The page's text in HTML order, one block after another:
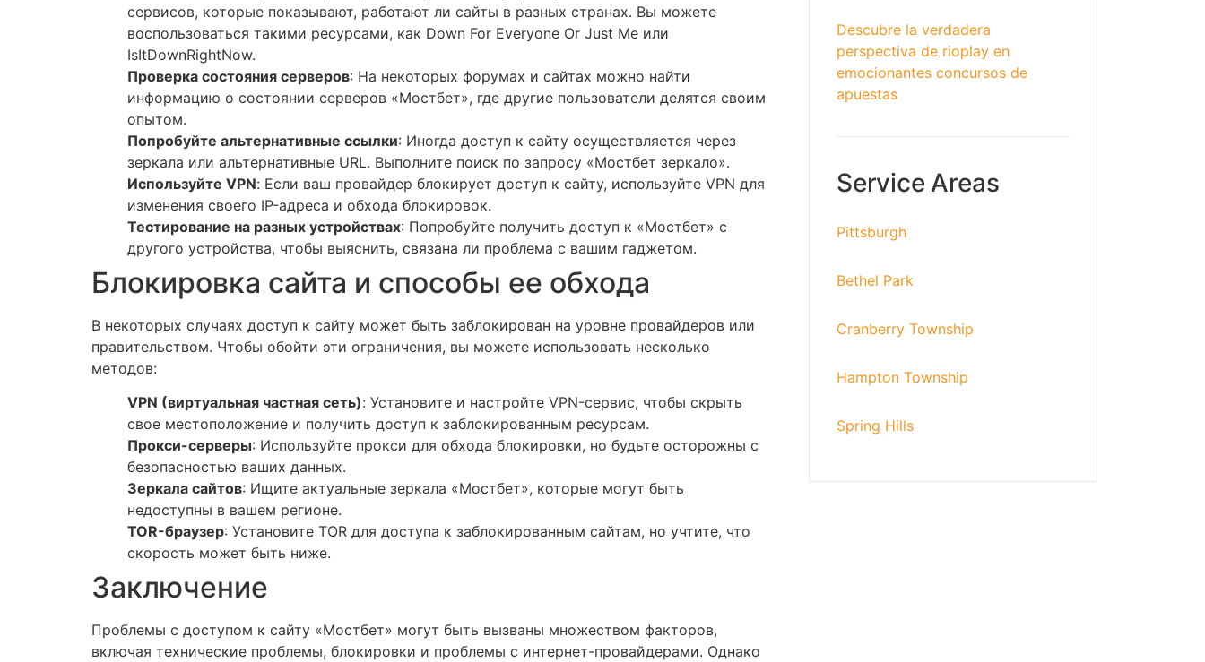
сервисов, которые показывают, работают ли сайты в разных странах. Вы можете
воспользоваться такими ресурсами, как Down For Everyone Or Just Me или
IsItDownRightNow.
Проверка состояния серверов: На некоторых форумах и сайтах можно найти
информацию о состоянии серверов «Мостбет», где другие пользователи делятся своим
опытом.
Попробуйте альтернативные ссылки: Иногда доступ к сайту осуществляется через
зеркала или альтернативные URL. Выполните поиск по запросу «Мостбет зеркало».
Используйте VPN: Если ваш провайдер блокирует доступ к сайту, используйте VPN для
изменения своего IP-адреса и обхода блокировок.
Тестирование на разных устройствах: Попробуйте получить доступ к «Мостбет» с
другого устройства, чтобы выяснить, связана ли проблема с вашим гаджетом.
Блокировка сайта и способы ее обхода
В некоторых случаях доступ к сайту может быть заблокирован на уровне провайдеров или
правительством. Чтобы обойти эти ограничения, вы можете использовать несколько
методов:
VPN (виртуальная частная сеть): Установите и настройте VPN-сервис, чтобы скрыть
свое местоположение и получить доступ к заблокированным ресурсам.
Прокси-серверы: Используйте прокси для обхода блокировки, но будьте осторожны с
безопасностью ваших данных.
Зеркала сайтов: Ищите актуальные зеркала «Мостбет», которые могут быть
недоступны в вашем регионе.
TOR-браузер: Установите TOR для доступа к заблокированным сайтам, но учтите, что
скорость может быть ниже.
Заключение
Проблемы с доступом к сайту «Мостбет» могут быть вызваны множеством факторов,
включая технические проблемы, блокировки и проблемы с интернет-провайдерами. Однако
Descubre la verdadera
perspectiva de rioplay en
emocionantes concursos de
apuestas
Service Areas
Pittsburgh
Bethel Park
Cranberry Township
Hampton Township
Spring Hills